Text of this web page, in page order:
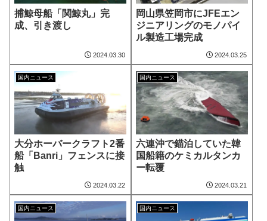
捕鯨母船「関鯨丸」完
成、引き渡し
2024.03.30
岡山県笠岡市にJFEエン
ジニアリングのモノパイ
ル製造工場完成
2024.03.25
国内ニュース
大分ホーバークラフト2番
船「Banri」フェンスに接
触
2024.03.22
国内ニュース
六連沖で錨泊していた韓
国船籍のケミカルタンカ
ー転覆
2024.03.21
国内ニュース 国内ニュース